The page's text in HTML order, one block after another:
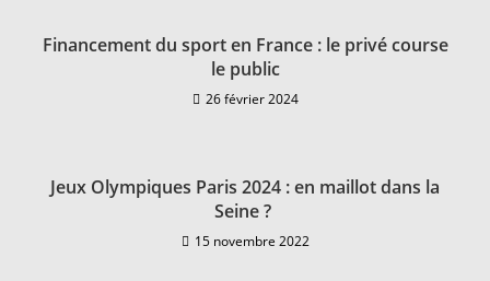
Financement du sport en France : le privé course
le public
26 février 2024
Jeux Olympiques Paris 2024 : en maillot dans la
Seine ?
15 novembre 2022